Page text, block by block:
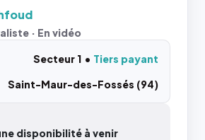
· En vidéo
Secteur 1
Tiers payant
Saint-Maur-des-Fossés (94)
disponibilité à venir